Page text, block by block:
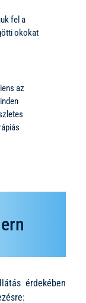
fel a
okokat
az
érdekében